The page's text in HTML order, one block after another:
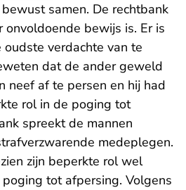
samen. De rechtbank
bewijs is. Er is
verdachte van te
dat de ander geweld
neef af te persen en hij had
rol in de poging tot
spreekt de mannen
medeplegen.
zijn beperkte rol wel
tot afpersing. Volgens